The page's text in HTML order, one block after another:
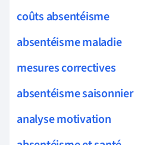
coûts absentéisme
absentéisme maladie
mesures correctives
absentéisme saisonnier
analyse motivation